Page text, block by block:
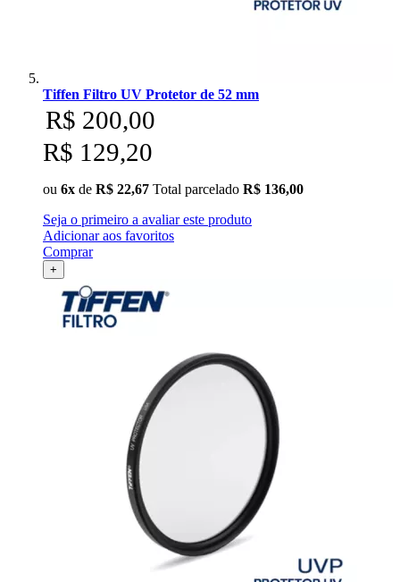
Tiffen Filtro UV Protetor de 52 mm
R$ 200,00
R$ 129,20
ou 6x de R$ 22,67 Total parcelado R$ 136,00
Seja o primeiro a avaliar este produto
Adicionar aos favoritos
Comprar
+